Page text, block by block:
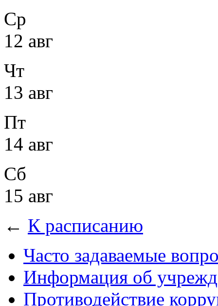
Ср
12 авг
Чт
13 авг
Пт
14 авг
Сб
15 авг
← К расписанию
Часто задаваемые
Информация об
Противодействие